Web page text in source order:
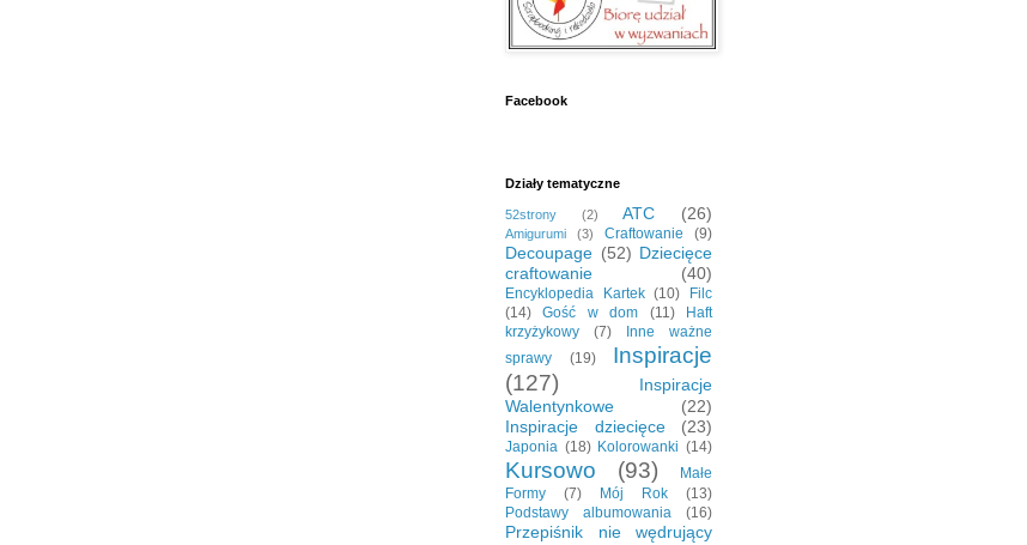
Facebook
Działy tematyczne
52strony (2) ATC (26)
Amigurumi (3) Craftowanie (9)
Decoupage (52) Dziecięce
craftowanie
(40)
Encyklopedia Kartek (10)
Filc
(14)
Gość w dom (11)
Haft
krzyżykowy
(7)
Inne ważne
sprawy
(19)
Inspiracje
(127)
Inspiracje
Walentynkowe
(22)
Inspiracje dziecięce
(23)
Japonia (18) Kolorowanki (14)
Kursowo (93)
Małe
Formy
(7) Mój Rok
(13)
Podstawy albumowania
(16)
Przepiśnik nie wędrujący